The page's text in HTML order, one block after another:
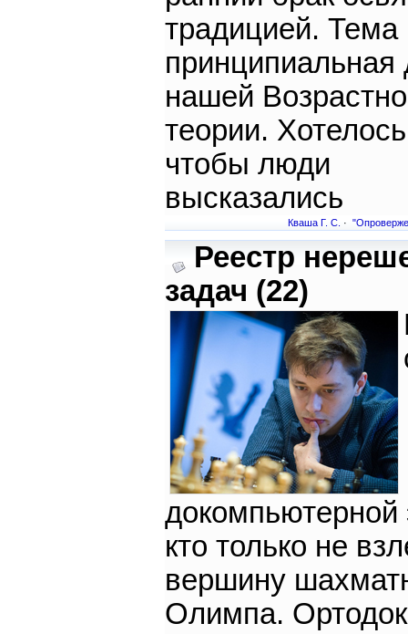
традицией. Тема
принципиальная
нашей
теории.
чтобы люди
высказались
Кваша Г. С. ·
Реестр
задач (22)
докомпьютерной
кто только не
вершину
Олимпа.